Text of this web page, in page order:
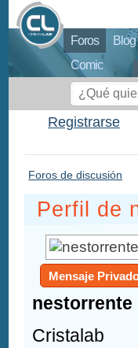
Foros Blog
Comic
Registrarse
Foros de discusión
Perfil de
Mensaje
nestorrente
Cristalab